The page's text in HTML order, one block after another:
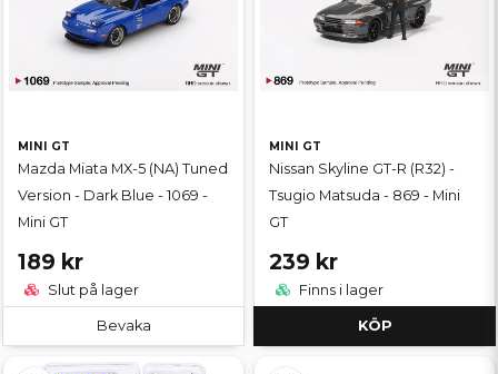
MINI GT
Mazda Miata MX-5 (NA) Tuned
Version - Dark Blue - 1069 -
Mini GT
189 kr
Slut på lager
Bevaka
MINI GT
Nissan Skyline GT-R (R32) -
Tsugio Matsuda - 869 - Mini
GT
239 kr
Finns i lager
KÖP